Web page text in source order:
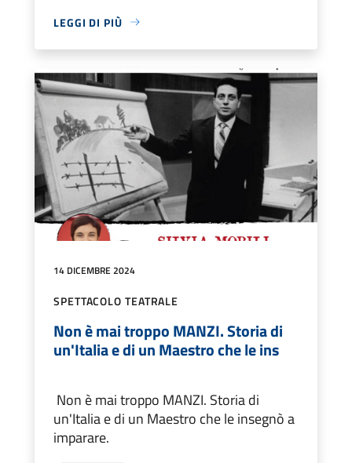
LEGGI DI PIÙ
14 DICEMBRE 2024
SPETTACOLO TEATRALE
Non è mai troppo MANZI. Storia di
un'Italia e di un Maestro che le ins
Non è mai troppo MANZI. Storia di
un'Italia e di un Maestro che le insegnò a
imparare.